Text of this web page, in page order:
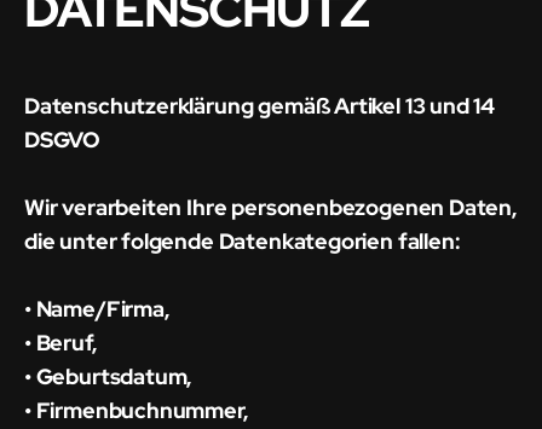
Datenschutzerklärung gemäß Artikel 13 und 14
DSGVO
Wir verarbeiten Ihre personenbezogenen Daten,
die unter folgende Datenkategorien fallen:
• Name/Firma,
• Beruf,
• Geburtsdatum,
• Firmenbuchnummer,